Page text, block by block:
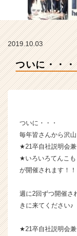
2019.10.03
ついに・・・
ついに・・・
毎年皆さんから沢
★21卒自社説明会
★いろいろてんこも
が開催されます！！
週に2回ずつ開催さ
きに来てください♪
★21卒自社説明会